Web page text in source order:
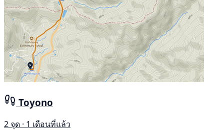
Toyono
2 จุด · 1 เดือนที่แล้ว